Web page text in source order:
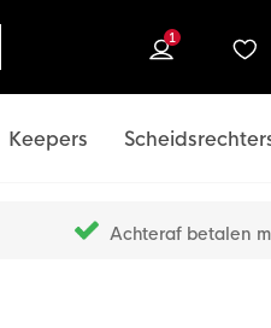
1
Keepers
Achteraf betalen